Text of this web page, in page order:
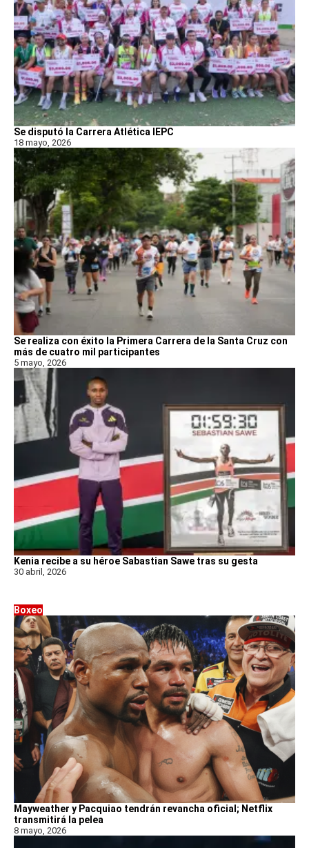
Se disputó la Carrera Atlética IEPC
18 mayo, 2026
Se realiza con éxito la Primera Carrera de la Santa Cruz con
más de cuatro mil participantes
5 mayo, 2026
Kenia recibe a su héroe Sabastian Sawe tras su gesta
30 abril, 2026
Boxeo
Mayweather y Pacquiao tendrán revancha oficial; Netflix
transmitirá la pelea
8 mayo, 2026